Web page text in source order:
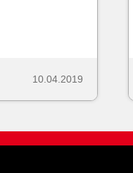
10.04.2019